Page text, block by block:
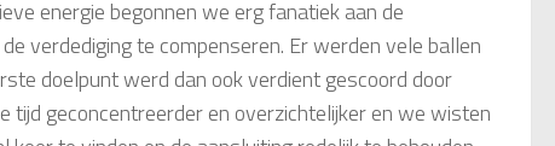
energie begonnen we erg fanatiek aan de
verdediging te compenseren. Er werden vele ballen
doelpunt werd dan ook verdient gescoord door
tijd geconcentreerder en overzichtelijker en we wisten